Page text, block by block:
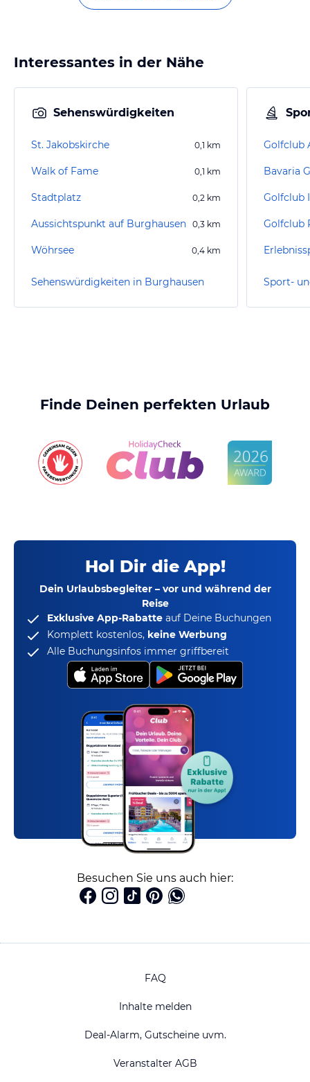
Interessantes in der Nähe
Sehenswürdigkeiten
St. Jakobskirche 0,1 km
Walk of Fame 0,1 km
Stadtplatz 0,2 km
Aussichtspunkt auf Burghausen 0,3 km
Wöhrsee 0,4 km
Sehenswürdigkeiten in Burghausen
Bavaria
Golfclub
Finde Deinen perfekten Urlaub
Hol Dir die App!
Dein Urlaubsbegleiter – vor und während der
Reise
Exklusive App-Rabatte auf Deine Buchungen
Komplett kostenlos, keine Werbung
Alle Buchungsinfos immer griffbereit
Besuchen Sie uns auch hier:
FAQ
Inhalte melden
Deal-Alarm, Gutscheine uvm.
Veranstalter AGB